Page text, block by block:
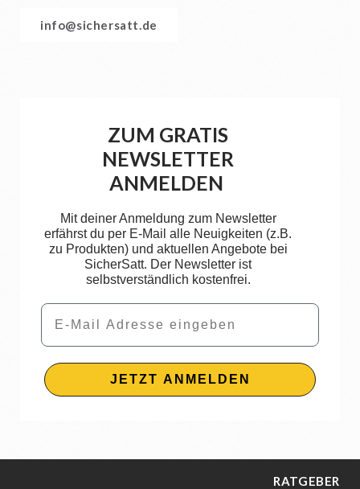
info@sichersatt.de
ZUM GRATIS
NEWSLETTER
ANMELDEN
Mit deiner Anmeldung zum Newsletter
erfährst du per E-Mail alle Neuigkeiten (z.B.
zu Produkten) und aktuellen Angebote bei
SicherSatt. Der Newsletter ist
selbstverständlich kostenfrei.
Email
JETZT ANMELDEN
RATGEBER